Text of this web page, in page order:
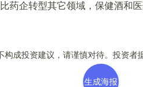
企转型其它领域，保健酒和医
投资建议，请谨慎对待。投资者据
生成海报